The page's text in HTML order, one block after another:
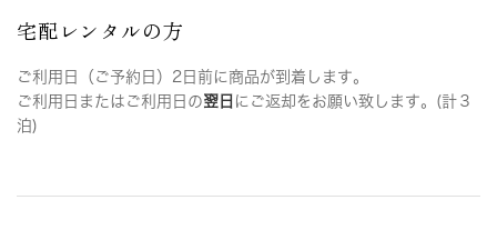
宅配レンタルの方
ご利用日（ご予約日）2日前に商品が到着します。
ご利用日またはご利用日の翌日 にご返却をお願い致します。(計３
泊)